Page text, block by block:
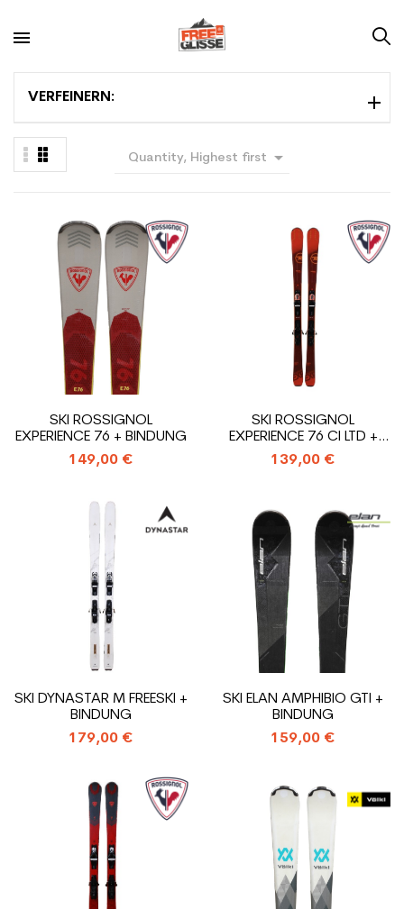
VERFEINERN:
Quantity, Highest first 
SKI ROSSIGNOL
EXPERIENCE 76 + BINDUNG
149,00 €
SKI ROSSIGNOL
EXPERIENCE 76 CI LTD +
BINDUNG
139,00 €
SKI DYNASTAR M FREESKI +
BINDUNG
179,00 €
SKI ELAN AMPHIBIO GTI +
BINDUNG
159,00 €